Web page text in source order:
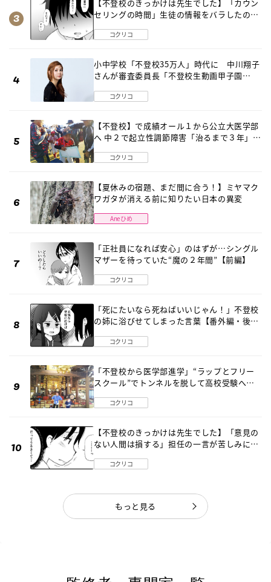
【不登校のきっかけは先生でした】「カウン
セリングの時間」生徒の情報をバラしたの
コクリコ
小中学校「不登校35万人」時代に 中川翔子
さんが審査委員長「不登校生動画甲子園
コクリコ
【不登校】で成績オール１から公立大医学部
へ 中２で起立性調節障害「治るまで３年」の
コクリコ
【夏休みの宿題、まだ間に合う！】ミヤマク
ワガタが消える前に知りたい日本の異変
Aneひめ
「正社員になれば安心」のはずが…シングル
マザーを待っていた“魔の２年間”【前編】
コクリコ
「死にたいなら死ねばいいじゃん！」不登校
の姉に浴びせてしまった言葉【番外編・後
コクリコ
「不登校から医学部進学」“ラップとフリー
スクール”でトンネルを脱して高校受験へ
コクリコ
【不登校のきっかけは先生でした】「意見の
ない人間は損する」担任の一言が苦しみに…
コクリコ
もっと見る